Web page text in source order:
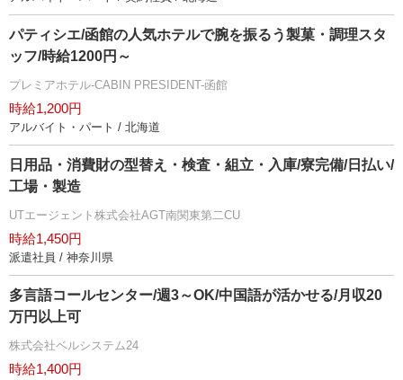
パティシエ/函館の人気ホテルで腕を振るう製菓・調理スタ
ッフ/時給1200円～
プレミアホテル-CABIN PRESIDENT-函館
時給1,200円
アルバイト・パート / 北海道
日用品・消費財の型替え・検査・組立・入庫/寮完備/日払い/
工場・製造
UTエージェント株式会社AGT南関東第二CU
時給1,450円
派遣社員 / 神奈川県
多言語コールセンター/週3～OK/中国語が活かせる/月収20
万円以上可
株式会社ベルシステム24
時給1,400円